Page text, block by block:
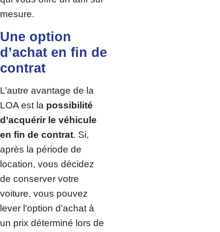
mesure.
Une option
d’achat en fin de
contrat
L’autre avantage de la
LOA est la possibilité
d’acquérir le véhicule
en fin de contrat. Si,
après la période de
location, vous décidez
de conserver votre
voiture, vous pouvez
lever l’option d’achat à
un prix déterminé lors de